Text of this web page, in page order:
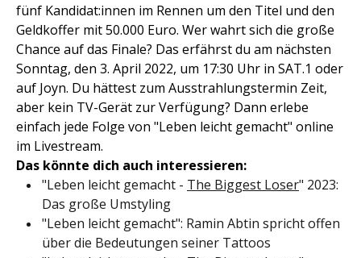
fünf Kandidat:innen im Rennen um den Titel und den
Geldkoffer mit 50.000 Euro. Wer wahrt sich die große
Chance auf das Finale? Das erfährst du am nächsten
Sonntag, den 3. April 2022, um 17:30 Uhr in SAT.1 oder
auf Joyn. Du hättest zum Ausstrahlungstermin Zeit,
aber kein TV-Gerät zur Verfügung? Dann erlebe
einfach jede Folge von "Leben leicht gemacht" online
im Livestream.
Das könnte dich auch interessieren:
"Leben leicht gemacht - The Biggest Loser" 2023:
Das große Umstyling
"Leben leicht gemacht": Ramin Abtin spricht offen
über die Bedeutungen seiner Tattoos